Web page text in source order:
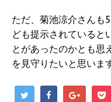
ただ、菊池涼介さん
ども提示されていると
とがあったのかとも思
を見守りたいと思いま